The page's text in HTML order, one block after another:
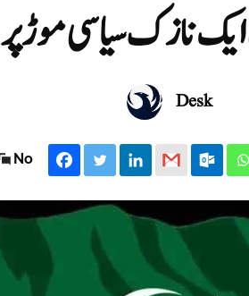
ایک نازک سیاسی موڑ پر
Desk
No